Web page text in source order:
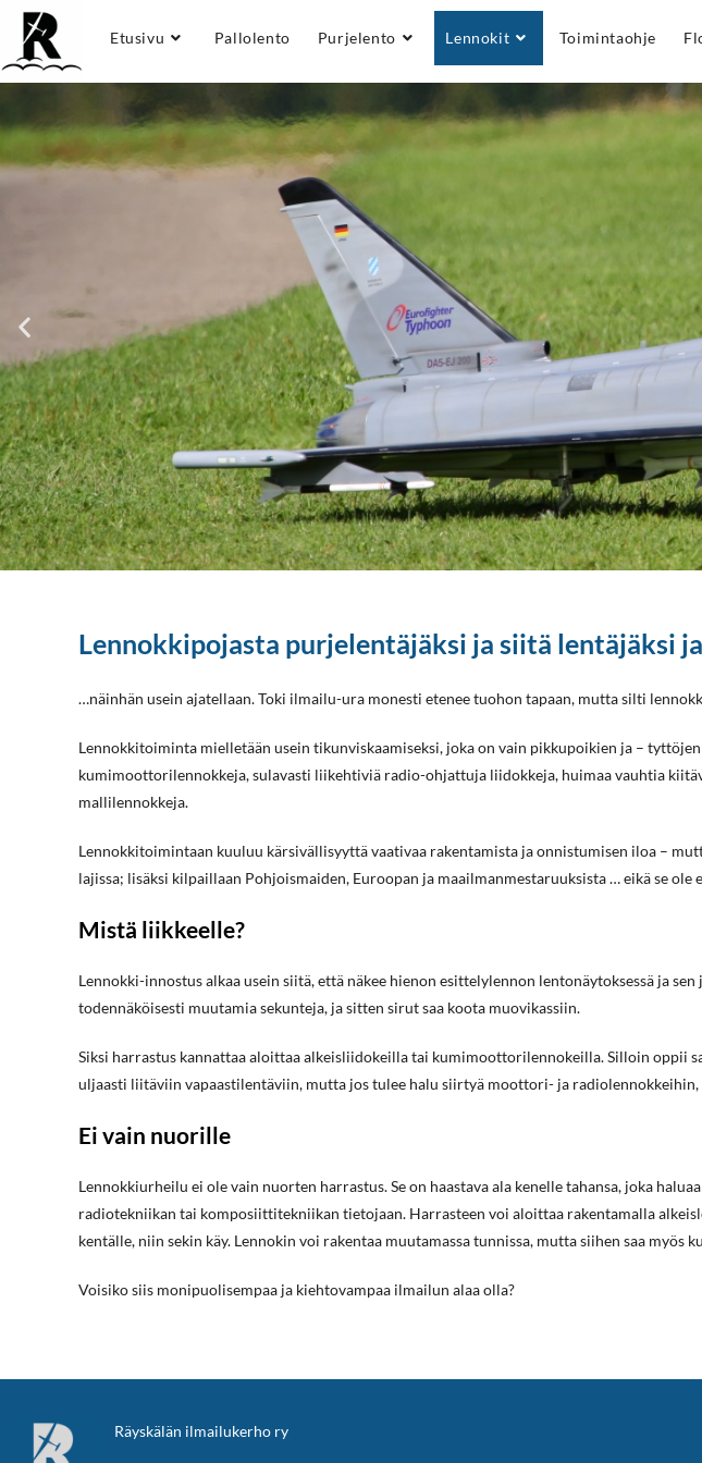
Etusivu Pallolento Purjelento Lennokit Toimintaohje
Lennokkipojasta purjelentäjäksi ja siitä lentäjäksi
…näinhän usein ajatellaan. Toki ilmailu-ura monesti etenee tuohon tapaan, mutta silti
Lennokkitoiminta mielletään usein tikunviskaamiseksi, joka on vain pikkupoikien ja –
kumimoottorilennokkeja, sulavasti liikehtiviä radio-ohjattuja liidokkeja, huimaa vauhtia
mallilennokkeja.
Lennokkitoimintaan kuuluu kärsivällisyyttä vaativaa rakentamista ja onnistumisen iloa –
lajissa; lisäksi kilpaillaan Pohjoismaiden, Euroopan ja maailmanmestaruuksista … eikä se ole
Mistä liikkeelle?
Lennokki-innostus alkaa usein siitä, että näkee hienon esittelylennon lentonäytoksessä ja
todennäköisesti muutamia sekunteja, ja sitten sirut saa koota muovikassiin.
Siksi harrastus kannattaa aloittaa alkeisliidokeilla tai kumimoottorilennokeilla. Silloin oppii
uljaasti liitäviin vapaastilentäviin, mutta jos tulee halu siirtyä moottori- ja
Ei vain nuorille
Lennokkiurheilu ei ole vain nuorten harrastus. Se on haastava ala kenelle tahansa, joka
radiotekniikan tai komposiittitekniikan tietojaan. Harrasteen voi aloittaa rakentamalla
kentälle, niin sekin käy. Lennokin voi rakentaa muutamassa tunnissa, mutta siihen saa myös
Voisiko siis monipuolisempaa ja kiehtovampaa ilmailun alaa olla?
Räyskälän ilmailukerho ry